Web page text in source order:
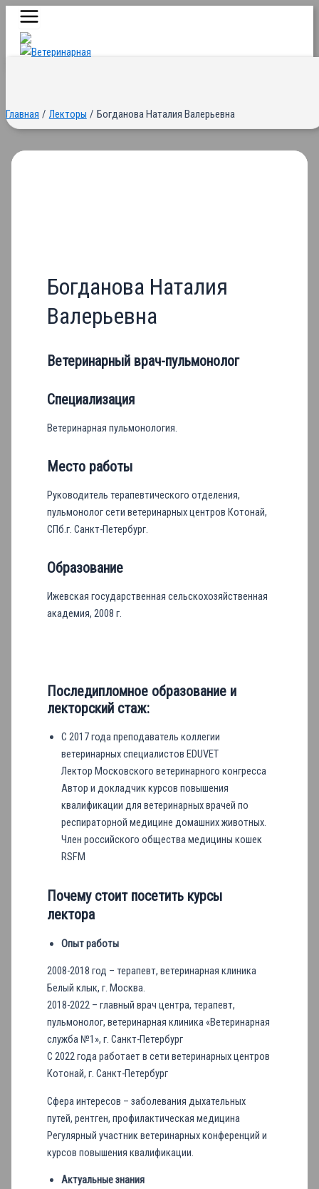
Перейти
содержимому
Main
Menu
Главная Лекторы Богданова Наталия Валерьевна
Богданова Наталия
Валерьевна
Ветеринарный врач-пульмонолог
Специализация
Ветеринарная пульмонология.
Место работы
Руководитель терапевтического отделения,
пульмонолог сети ветеринарных центров Котонай,
СПб.г. Санкт-Петербург.
Образование
Ижевская государственная сельскохозяйственная
академия, 2008 г.
Последипломное образование и
лекторский стаж:
С 2017 года преподаватель коллегии
ветеринарных специалистов EDUVET
Лектор Московского ветеринарного конгресса
Автор и докладчик курсов повышения
квалификации для ветеринарных врачей по
респираторной медицине домашних животных.
Член российского общества медицины кошек
RSFM
Почему стоит посетить курсы
лектора
Опыт работы
2008-2018 год – терапевт, ветеринарная клиника
Белый клык, г. Москва.
2018-2022 – главный врач центра, терапевт,
пульмонолог, ветеринарная клиника «Ветеринарная
служба №1», г. Санкт-Петербург
С 2022 года работает в сети ветеринарных центров
Котонай, г. Санкт-Петербург
Сфера интересов – заболевания дыхательных
путей, рентген, профилактическая медицина
Регулярный участник ветеринарных конференций и
курсов повышения квалификации.
Актуальные знания